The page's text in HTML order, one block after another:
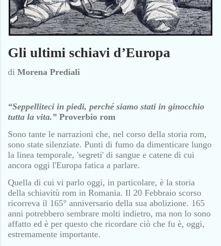
Gli ultimi schiavi d’Europa
di Morena Prediali
“Seppelliteci in piedi, perché siamo stati in ginocchio
tutta la vita.” Proverbio rom
Sono tante le narrazioni che, nel corso della storia rom,
sono state silenziate. Punti di fumo da dimenticare lungo
la linea temporale, 'segreti' di sangue e catene di cui
ancora oggi l'Europa fatica a parlare.
Quella di cui vi parlo oggi, in particolare, è la storia
della schiavitù rom in Romania. Il 20 Febbraio scorso
ricorreva il 165° anniversario della sua abolizione. 165
anni potrebbero sembrare molti indietro, ma non lo sono
affatto ed è per questo che ricordare ciò che fu è, oggi,
estremamente importante.